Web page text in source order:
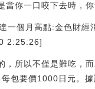
你一口咬下去時，
一個月高點:金色財
2:25:26]
，所以不僅是難吃，
包要價1000日元。